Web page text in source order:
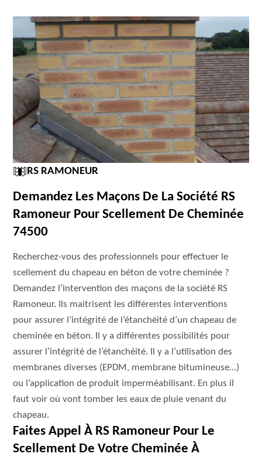
RS RAMONEUR
Demandez Les Maçons De La Société RS
Ramoneur Pour Scellement De Cheminée
74500
Recherchez-vous des professionnels pour effectuer le
scellement du chapeau en béton de votre cheminée ?
Demandez l’intervention des maçons de la société RS
Ramoneur. Ils maitrisent les différentes interventions
pour assurer l’intégrité de l’étanchéité d’un chapeau de
cheminée en béton. Il y a différentes possibilités pour
assurer l’intégrité de l’étanchéité. Il y a l’utilisation des
membranes diverses (EPDM, membrane bitumineuse…)
ou l’application de produit imperméabilisant. En plus il
faut voir où vont tomber les eaux de pluie venant du
chapeau.
Faites Appel À RS Ramoneur Pour Le
Scellement De Votre Cheminée À